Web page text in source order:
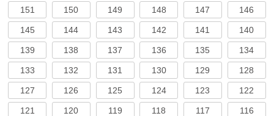
151 150 149 148 147 146
145 144 143 142 141 140
139 138 137 136 135 134
133 132 131 130 129 128
127 126 125 124 123 122
121 120 119 118 117 116